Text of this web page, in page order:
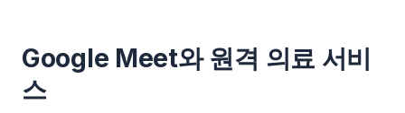
Google Meet와 원격 의료 서비
스